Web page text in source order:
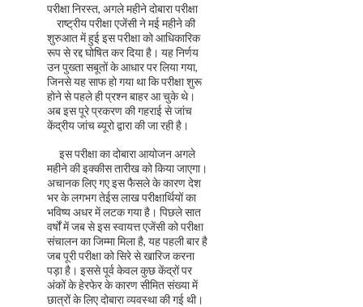
परीक्षा निरस्त, अगले महीने दोबारा परीक्षा
राष्ट्रीय परीक्षा एजेंसी ने मई महीने की
शुरुआत में हुई इस परीक्षा को आधिकारिक
रूप से रद्द घोषित कर दिया है। यह निर्णय
उन पुख्ता सबूतों के आधार पर लिया गया,
जिनसे यह साफ हो गया था कि परीक्षा शुरू
होने से पहले ही प्रश्न बाहर आ चुके थे।
अब इस पूरे प्रकरण की गहराई से जांच
केंद्रीय जांच ब्यूरो द्वारा की जा रही है।
इस परीक्षा का दोबारा आयोजन अगले
महीने की इक्कीस तारीख को किया जाएगा।
अचानक लिए गए इस फैसले के कारण देश
भर के लगभग तेईस लाख परीक्षार्थियों का
भविष्य अधर में लटक गया है। पिछले सात
वर्षों में जब से इस स्वायत्त एजेंसी को परीक्षा
संचालन का जिम्मा मिला है, यह पहली बार है
जब पूरी परीक्षा को सिरे से खारिज करना
पड़ा है। इससे पूर्व केवल कुछ केंद्रों पर
अंकों के हेरफेर के कारण सीमित संख्या में
छात्रों के लिए दोबारा व्यवस्था की गई थी।